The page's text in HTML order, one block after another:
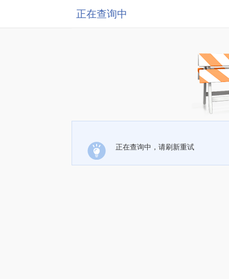
正在查询中
正在查询中，请刷新重试